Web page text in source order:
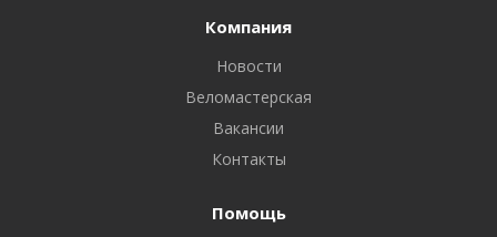
Компания
Новости
Веломастерская
Вакансии
Контакты
Помощь